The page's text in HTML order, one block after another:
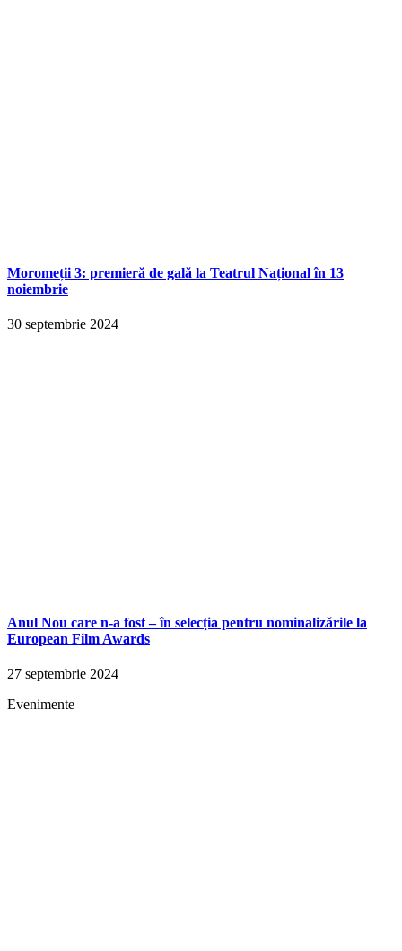
Moromeții 3: premieră de gală la Teatrul Național în 13
noiembrie
30 septembrie 2024
Anul Nou care n-a fost – în selecția pentru nominalizările la
European Film Awards
27 septembrie 2024
Evenimente